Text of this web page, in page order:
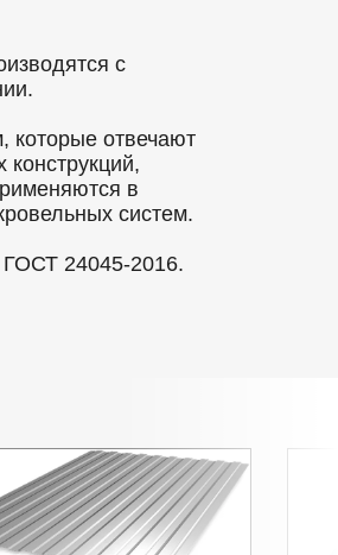
с
отвечают
в
систем.
ГОСТ 24045-2016.